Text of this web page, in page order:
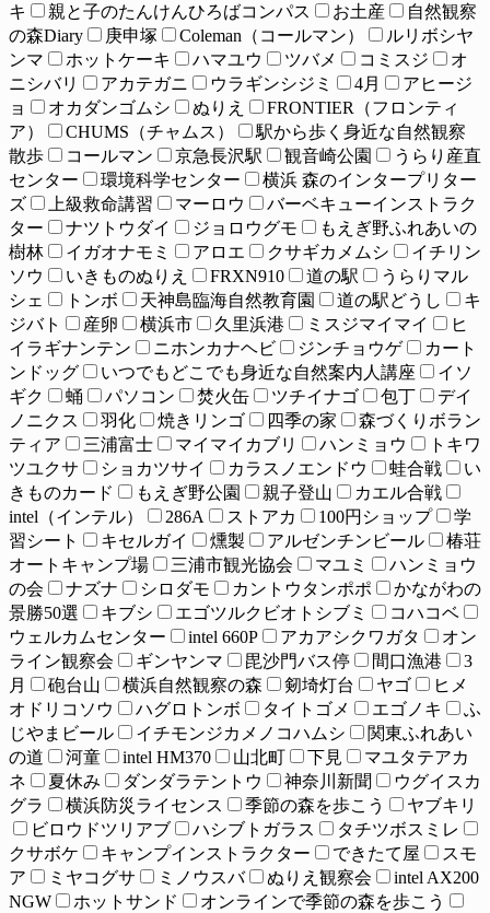
キ
親と子のたんけんひろばコンパス お土産
自然観察
の森Diary
庚申塚 Coleman（コールマン）
ルリボシヤ
ンマ
ホットケーキ ハマユウ ツバメ コミスジ
オ
ニシバリ
アカテガニ ウラギンシジミ 4月
アヒージ
ョ
オカダンゴムシ ぬりえ
FRONTIER（フロンティ
ア）
CHUMS（チャムス）
駅から歩く身近な自然観察
散歩
コールマン 京急長沢駅 観音崎公園
うらり産直
センター
環境科学センター
横浜 森のインタープリター
ズ
上級救命講習 マーロウ
バーベキューインストラク
ター
ナツトウダイ ジョロウグモ
もえぎ野ふれあいの
樹林
イガオナモミ アロエ クサギカメムシ
イチリン
ソウ
いきものぬりえ FRXN910 道の駅
うらりマル
シェ
トンボ 天神島臨海自然教育園 道の駅どうし
キ
ジバト
産卵 横浜市 久里浜港 ミスジマイマイ
ヒ
イラギナンテン
ニホンカナヘビ ジンチョウゲ
カート
ンドッグ
いつでもどこでも身近な自然案内人講座
イソ
ギク
蛹 パソコン 焚火缶 ツチイナゴ 包丁
デイ
ノニクス
羽化 焼きリンゴ 四季の家
森づくりボラン
ティア
三浦富士 マイマイカブリ ハンミョウ
トキワ
ツユクサ
ショカツサイ カラスノエンドウ 蛙合戦
い
きものカード
もえぎ野公園 親子登山
カエル合戦
intel（インテル）
286A ストアカ 100円ショップ
学
習シート
キセルガイ 燻製 アルゼンチンビール
椿荘
オートキャンプ場
三浦市観光協会 マユミ
ハンミョウ
の会
ナズナ シロダモ カントウタンポポ
かながわの
景勝50選
キブシ エゴツルクビオトシブミ
コハコベ
ウェルカムセンター
intel 660P アカアシクワガタ
オン
ライン観察会
ギンヤンマ 毘沙門バス停 間口漁港
3
月
砲台山 横浜自然観察の森 剱埼灯台 ヤゴ
ヒメ
オドリコソウ
ハグロトンボ タイトゴメ エゴノキ
ふ
じやまビール
イチモンジカメノコハムシ
関東ふれあい
の道
河童 intel HM370 山北町 下見
マユタテアカ
ネ
夏休み ダンダラテントウ 神奈川新聞
ウグイスカ
グラ
横浜防災ライセンス 季節の森を歩こう
ヤブキリ
ビロウドツリアブ
ハシブトガラス
タチツボスミレ
クサボケ
キャンプインストラクター できたて屋
スモ
ア
ミヤコグサ ミノウスバ ぬりえ観察会
intel AX200
NGW
ホットサンド
オンラインで季節の森を歩こう